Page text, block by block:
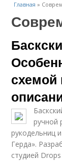
Главная »
ручной
рукодельниц
Герда».
студией